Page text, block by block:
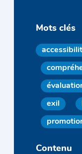
Mots clés
exil
Contenu